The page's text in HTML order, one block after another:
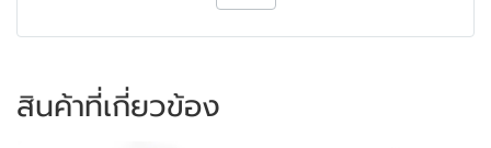
สินค้าที่เกี่ยวข้อง